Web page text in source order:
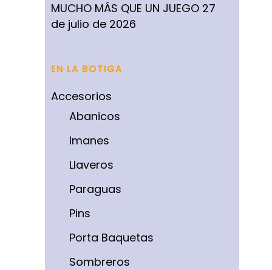
MUCHO MÁS QUE UN JUEGO 27
de julio de 2026
EN LA BOTIGA
Accesorios
Abanicos
Imanes
Llaveros
Paraguas
Pins
Porta Baquetas
Sombreros